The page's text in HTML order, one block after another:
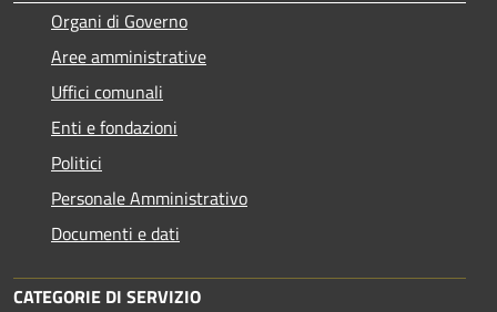
Organi di Governo
Aree amministrative
Uffici comunali
Enti e fondazioni
Politici
Personale Amministrativo
Documenti e dati
CATEGORIE DI SERVIZIO